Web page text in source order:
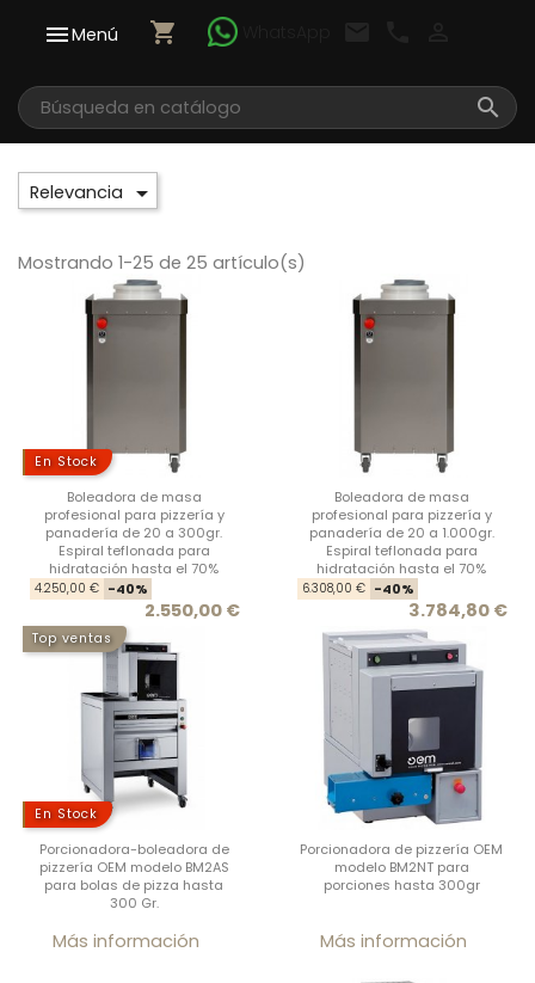
Menú shopping_cart

Relevancia 
Mostrando 1-25 de 25 artículo(s)
En Stock
Boleadora de masa
profesional para pizzería y
panadería de 20 a 300gr.
Espiral teflonada para
hidratación hasta el 70%
Precio base
4.250,00 € -40%
2.550,00 €
Boleadora de masa
profesional para pizzería y
panadería de 20 a 1.000gr.
Espiral teflonada para
hidratación hasta el 70%
6.308,00 € -40%
3.784,80 €
Top ventas
En Stock
Porcionadora-boleadora de
pizzería OEM modelo BM2AS
para bolas de pizza hasta
300 Gr.
Más información
Porcionadora de pizzería OEM
modelo BM2NT para
porciones hasta 300gr
Más información